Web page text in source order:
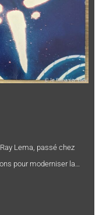
Lema, passé chez
pour moderniser la…